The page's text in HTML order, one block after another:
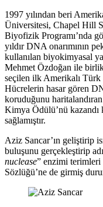
1997 yılından beri
Üniversitesi, Chapel Hill
Biyofizik Programı’nda
yıldır DNA onarımının
kullanılan biyokimyasal
Mehmet Özdoğan ile
seçilen ilk Amerikalı Türk
Hücrelerin hasar gören
koruduğunu
Kimya Ödülü’nü
sağlamıştır.
Aziz Sancar’ın geliştirip
buluşunu gerçekleştirip
nuclease” enzimi
Sözlüğü’ne de girmiş